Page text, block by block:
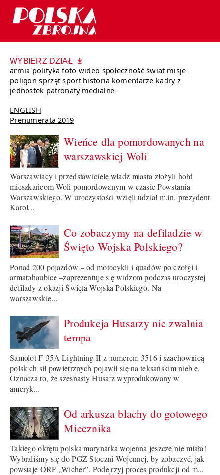
WYBIERZ DZIAŁ
armia polityka foto wideo społeczność świat misje
poligon sprzęt sport historia komentarze kadry z
jednostek patronaty medialne
ENGLISH
Prenumerata 2019
Wieńce dla pomordowanych na
warszawskiej Woli
Warszawiacy i przedstawiciele władz miasta złożyli hołd
mieszkańcom Woli pomordowanym w czasie Powstania
Warszawskiego. W uroczystości wzięli udział m.in. prezydent
Karol...
Co zobaczymy na defiladzie w
Święto Wojska Polskiego?
Ponad 200 pojazdów – od motocykli i quadów po czołgi i
armatohaubice –zaprezentuje się widzom podczas uroczystej
defilady z okazji Święta Wojska Polskiego. Na
warszawskie...
Produkcja Husarzy nie zwalnia
tempa
Samolot F-35A Lightning II z numerem 3516 i szachownicą
polskich sił powietrznych pojawił się na teksańskim niebie.
Oznacza to, że szesnasty Husarz wyprodukowany w
ameryk...
Od arkusza blachy do gotowego
Miecznika
Takiego okrętu polska marynarka wojenna jeszcze nie miała!
Wybraliśmy się do PGZ Stoczni Wojennej, by zobaczyć, jak
powstaje ORP „Wicher”. Podejrzyj proces produkcji od m...